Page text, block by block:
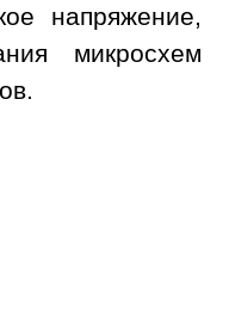
напряжение,
микросхем